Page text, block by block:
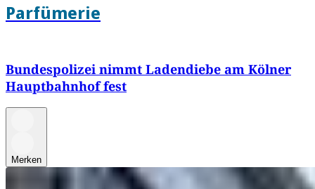
Parfümerie
Bundespolizei nimmt Ladendiebe am Kölner
Hauptbahnhof fest
Merken